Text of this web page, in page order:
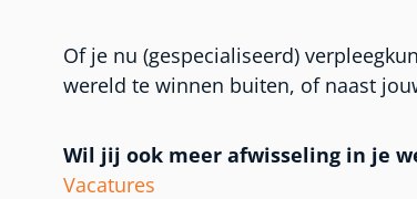
Of je nu (gespecialiseerd)
wereld te winnen buiten, of naast
Wil jij ook meer afwisseling in je
Vacatures